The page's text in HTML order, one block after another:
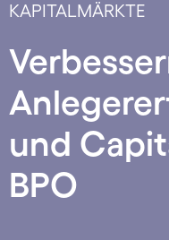
KAPITALMÄRKTE
und
BPO